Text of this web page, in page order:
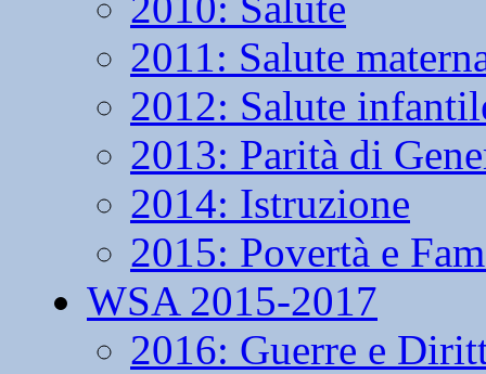
2011: Salute
2012: Salute
2013: Parità di
2014: Istruzione
2015: Povertà e
WSA 2015-2017
2016: Guerre e